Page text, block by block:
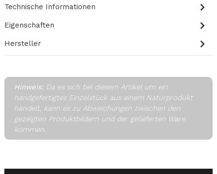
Technische Informationen
Eigenschaften
Hersteller
Hinweis: Da es sich bei diesem Artikel um ein
handgefertigtes Einzelstück aus einem Naturprodukt
handelt, kann es zu Abweichungen zwischen den
gezeigten Produktbildern und der gelieferten Ware
kommen.